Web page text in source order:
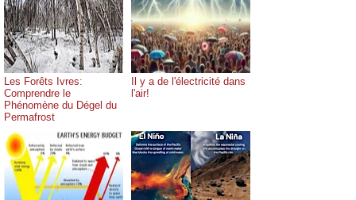
Les Forêts Ivres:
Comprendre le
Phénomène du Dégel du
Permafrost
Il y a de l'électricité dans
l'air!